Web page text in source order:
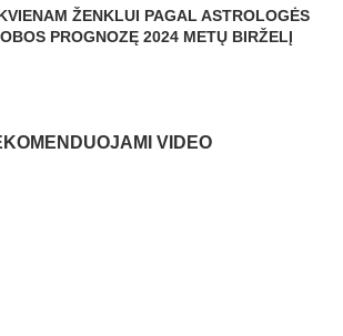
ŽENKLUI PAGAL ASTROLOGĖS
PROGNOZĘ 2024 METŲ BIRŽELĮ
VIDEO